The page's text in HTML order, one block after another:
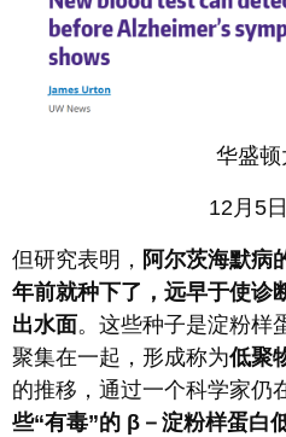
华盛顿
12月5
但研究表明， 阿尔茨海默病
年前就种下了，远早于使诊
出水面。这些种子是淀粉样
聚集在一起，形成称为低聚
的推移，通过一个科学家仍
些“有毒”的 β－淀粉样蛋白